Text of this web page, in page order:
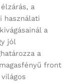
a
használati
a
jól
a
front